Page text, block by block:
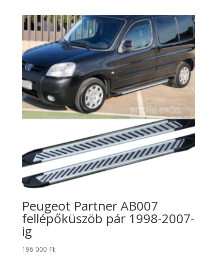
Peugeot Partner AB007
fellépőküszöb pár 1998-2007-
ig
196 000 Ft